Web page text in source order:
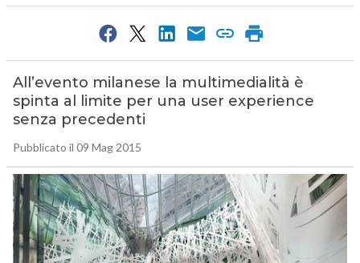
All’evento milanese la multimedialità è
spinta al limite per una user experience
senza precedenti
Pubblicato il 09 Mag 2015